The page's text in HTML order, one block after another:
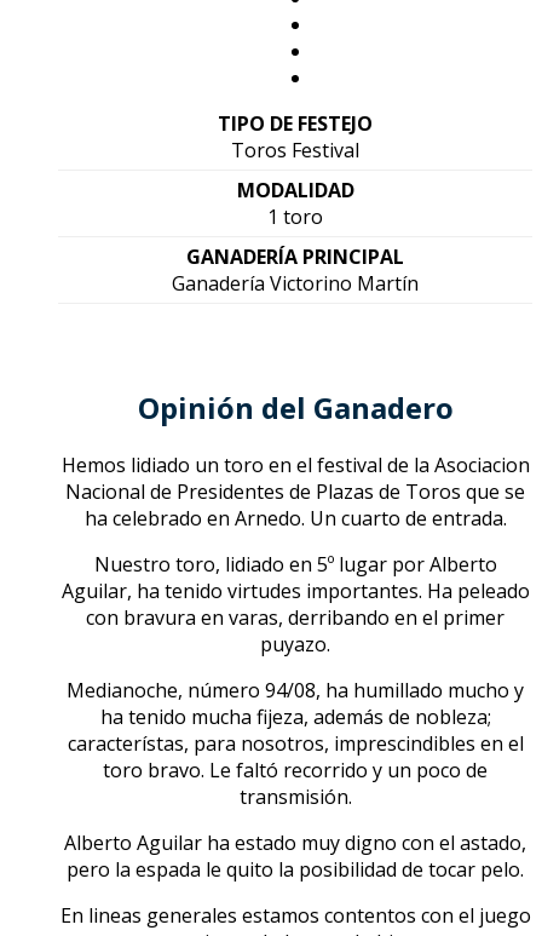
TIPO DE FESTEJO
Toros Festival
MODALIDAD
1 toro
GANADERÍA PRINCIPAL
Ganadería Victorino Martín
Opinión del Ganadero
Hemos lidiado un toro en el festival de la Asociacion
Nacional de Presidentes de Plazas de Toros que se
ha celebrado en Arnedo. Un cuarto de entrada.
Nuestro toro, lidiado en 5º lugar por Alberto
Aguilar, ha tenido virtudes importantes. Ha peleado
con bravura en varas, derribando en el primer
puyazo.
Medianoche, número 94/08, ha humillado mucho y
ha tenido mucha fijeza, además de nobleza;
característas, para nosotros, imprescindibles en el
toro bravo. Le faltó recorrido y un poco de
transmisión.
Alberto Aguilar ha estado muy digno con el astado,
pero la espada le quito la posibilidad de tocar pelo.
En lineas generales estamos contentos con el juego